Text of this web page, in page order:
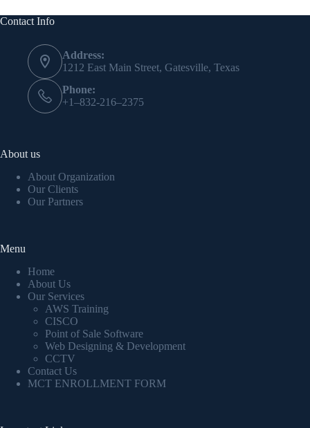
Contact Info
Address:
1212 East Main Street, Gatesville, Texas
Phone:
+1–832-216–2375
About us
About Organization
Our Clients
Our Partners
Menu
Home
About Us
Our Services
AWS Training
CISCO
Point of Sale Software
Web Designing & Development
CCTV
Contact Us
MCT ENROLLMENT FORM